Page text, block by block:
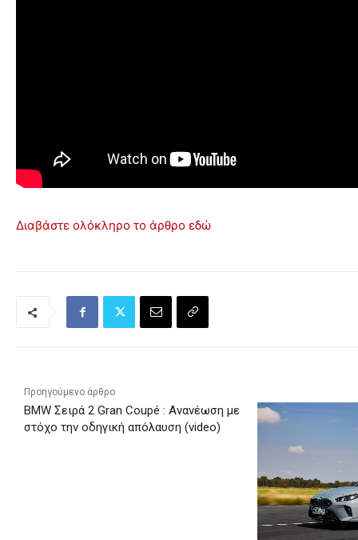
Διαβάστε ολόκληρο το άρθρο εδώ
Προηγούμενο άρθρο
BMW Σειρά 2 Gran Coupé : Ανανέωση με
στόχο την οδηγική απόλαυση (video)